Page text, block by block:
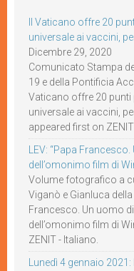
Il Vaticano offre 20
universale ai vaccini,
Dicembre 29, 2020
Comunicato Stampa
19 e della Pontificia
Vaticano offre 20
universale ai vaccini,
appeared first on ZENIT
LEV: “Papa
dell’omonimo film di
Volume fotografico a
Viganò e Gianluca
Francesco. Un uomo
dell’omonimo film di
ZENIT - Italiano.
Lunedì 4 gennaio